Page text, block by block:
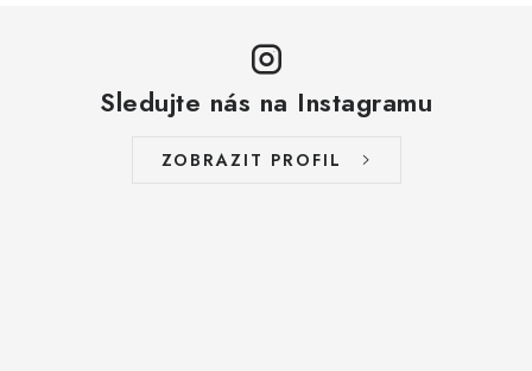
Sledujte nás na Instagramu
ZOBRAZIT PROFIL